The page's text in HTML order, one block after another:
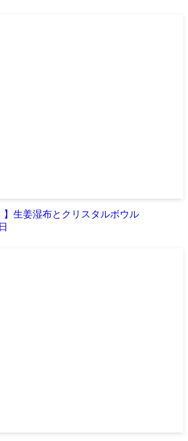
】生姜湿布とクリスタルボウル